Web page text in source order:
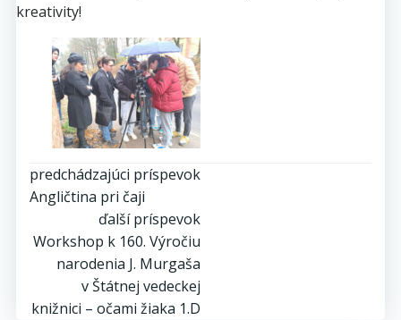
kreativity!
Post
navigation
predchádzajúci príspevok
Angličtina pri čaji
Post
navigation
ďalší príspevok
Workshop k 160. Výročiu
narodenia J. Murgaša
v Štátnej vedeckej
knižnici – očami žiaka 1.D